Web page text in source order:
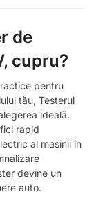
de
cupru?
pentru
tău, Testerul
ideală.
rapid
al mașinii în
devine un
auto.